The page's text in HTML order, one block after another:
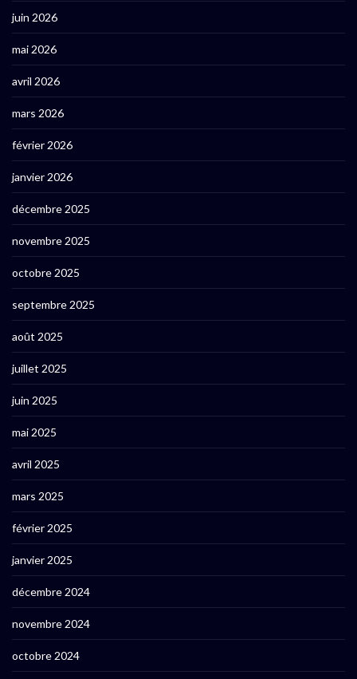
juin 2026
mai 2026
avril 2026
mars 2026
février 2026
janvier 2026
décembre 2025
novembre 2025
octobre 2025
septembre 2025
août 2025
juillet 2025
juin 2025
mai 2025
avril 2025
mars 2025
février 2025
janvier 2025
décembre 2024
novembre 2024
octobre 2024